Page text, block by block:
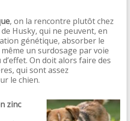
, on la rencontre plutôt chez
Husky, qui ne peuvent, en
génétique, absorber le
même un surdosage par voie
d’effet. On doit alors faire des
qui sont assez
le chien.
zinc